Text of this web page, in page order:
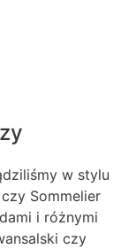
w stylu
Sommelier
i różnymi
czy